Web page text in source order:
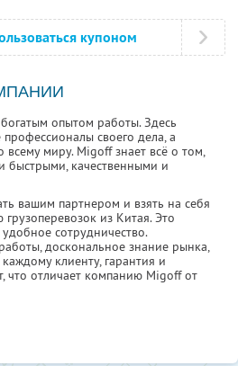
купоном
опытом работы. Здесь
своего дела, а
миру. Migoff знает всё о том,
быстрыми, качественными и
вашим партнером и взять на себя
из Китая. Это
сотрудничество.
доскональное знание рынка,
клиенту, гарантия и
что отличает компанию Migoff от